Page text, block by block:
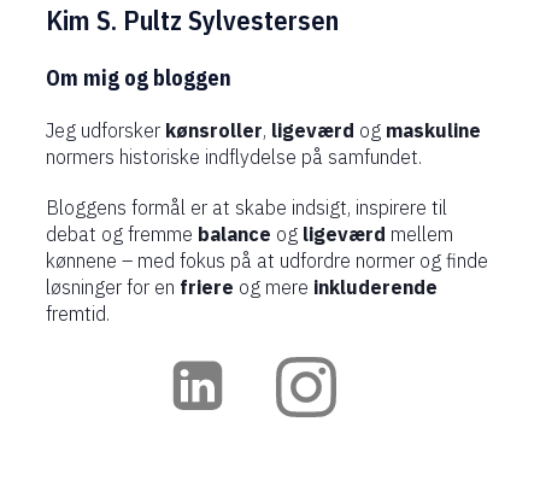
Kim S. Pultz Sylvestersen
Om mig og bloggen
Jeg udforsker kønsroller, ligeværd og maskuline
normers historiske indflydelse på samfundet.
Bloggens formål er at skabe indsigt, inspirere til
debat og fremme balance og ligeværd mellem
kønnene – med fokus på at udfordre normer og finde
løsninger for en friere og mere inkluderende
fremtid.